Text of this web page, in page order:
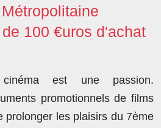
100 €uros d'achat
est une passion.
promotionnels de films
prolonger les plaisirs du 7ème